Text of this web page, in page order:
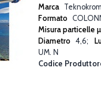
Marca
Formato
Misura particelle
Diametro 4,6
UM. N
Codice